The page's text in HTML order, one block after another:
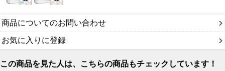
商品についてのお問い合わせ
お気に入りに登録
この商品を見た人は、こちらの商品もチェックしています！